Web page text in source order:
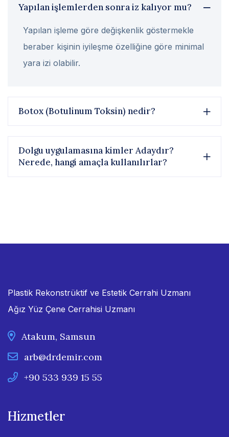
Yapılan işlemlerden sonra iz kalıyor mu?
Yapılan işleme göre değişkenlik göstermekle
beraber kişinin iyileşme özelliğine göre minimal
yara izi olabilir.
Botox (Botulinum Toksin) nedir?
Dolgu uygulamasına kimler Adaydır?
Nerede, hangi amaçla kullanılırlar?
Plastik Rekonstrüktif ve Estetik Cerrahi Uzmanı
Ağız Yüz Çene Cerrahisi Uzmanı
Atakum, Samsun
arb@drdemir.com
+90 533 939 15 55
Hizmetler